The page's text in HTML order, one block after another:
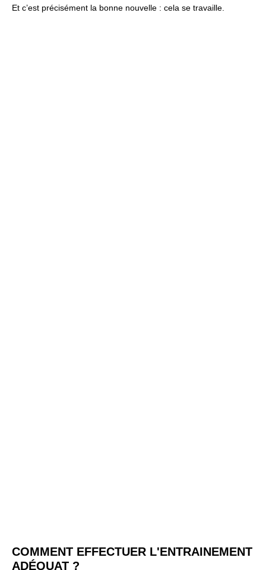
Et c’est précisément la bonne nouvelle : cela se travaille.
COMMENT EFFECTUER L'ENTRAINEMENT
ADÉQUAT ?